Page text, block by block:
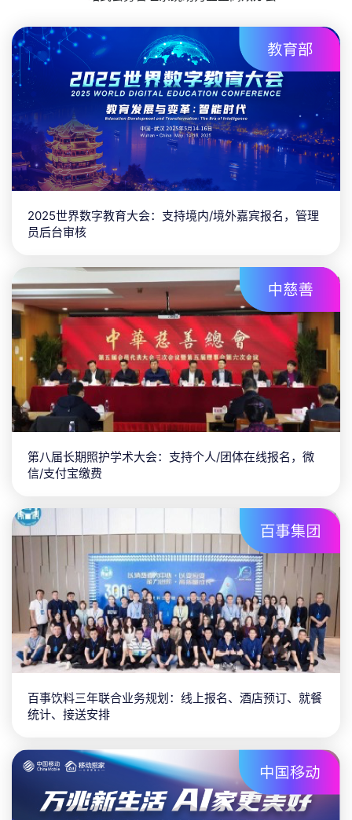
2025世界数字教育大会：支持境内/境外嘉宾报名，管理
员后台审核
第八届长期照护学术大会：支持个人/团体在线报名，微
信/支付宝缴费
百事饮料三年联合业务规划：线上报名、酒店预订、就餐
统计、接送安排